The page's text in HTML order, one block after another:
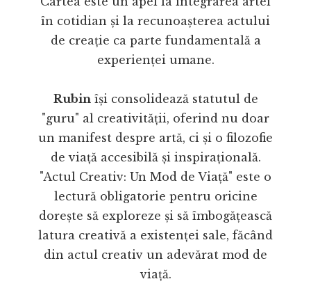
în cotidian și la recunoașterea actului
de creație ca parte fundamentală a
experienței umane.
Rubin își consolidează statutul de
"guru" al creativității, oferind nu doar
un manifest despre artă, ci și o filozofie
de viață accesibilă și inspirațională.
"Actul Creativ: Un Mod de Viață" este o
lectură obligatorie pentru oricine
dorește să exploreze și să îmbogățească
latura creativă a existenței sale, făcând
din actul creativ un adevărat mod de
viață.